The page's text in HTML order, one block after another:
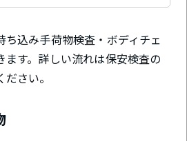
込み手荷物検査・ボディチェ
ます。詳しい流れは保安検査の
さい。